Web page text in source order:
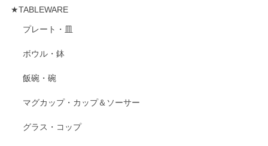
★TABLEWARE
プレート・皿
ボウル・鉢
飯碗・碗
マグカップ・カップ＆ソーサー
グラス・コップ